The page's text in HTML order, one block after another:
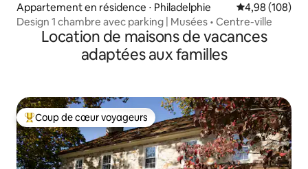
Appartement en résidence ⋅ Philadelphie Évaluation
4,98 (108)
Design 1 chambre avec parking | Musées • Centre-ville
Location de maisons de vacances
adaptées aux familles
Coups de cœur voyageurs les plus appréciés
Coup de cœur voyageurs